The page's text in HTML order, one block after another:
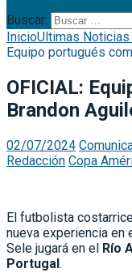
Buscar:
InicioUltimas
Equipo portugués
OFICIAL:
Brandon
02/07/2024
Redacción Copa
El futbolista
nueva experiencia en
Sele jugará en el Río
Portugal.